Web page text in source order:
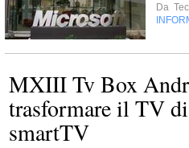
Da
MXIII Tv Box
trasformare il TV
smartTV